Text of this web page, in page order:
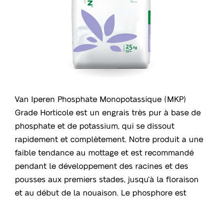
Van Iperen Phosphate Monopotassique (MKP)
Grade Horticole est un engrais très pur à base de
phosphate et de potassium, qui se dissout
rapidement et complètement. Notre produit a une
faible tendance au mottage et est recommandé
pendant le développement des racines et des
pousses aux premiers stades, jusqu'à la floraison
et au début de la nouaison. Le phosphore est